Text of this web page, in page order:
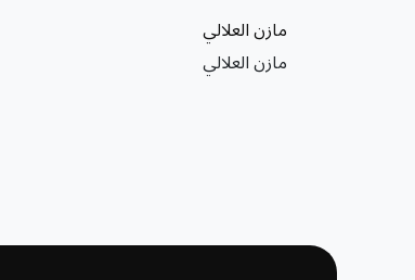
مازن العلالي
مازن العلالي